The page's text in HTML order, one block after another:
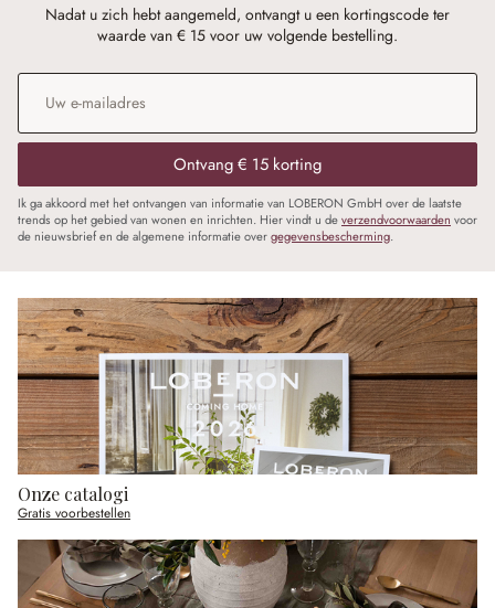
Nadat u zich hebt aangemeld, ontvangt u een kortingscode ter
waarde van € 15 voor uw volgende bestelling.
E-mailadres
Ontvang € 15 korting
Ik ga akkoord met het ontvangen van informatie van LOBERON GmbH over de laatste
trends op het gebied van wonen en inrichten. Hier vindt u deverzendvoorwaarden voor
de nieuwsbrief en de algemene informatie overgegevensbescherming.
Onze catalogi
Gratis voorbestellen